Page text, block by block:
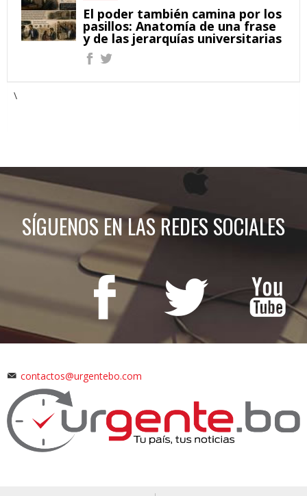
El poder también camina por los
pasillos: Anatomía de una frase
y de las jerarquías universitarias
\
SÍGUENOS EN LAS REDES SOCIALES
contactos@urgentebo.com